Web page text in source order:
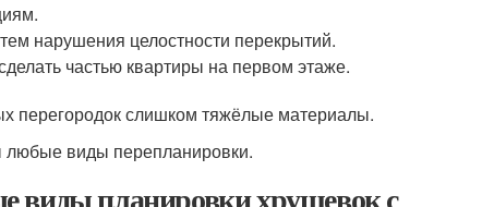
нарушения целостности перекрытий.
частью квартиры на первом этаже.
перегородок слишком тяжёлые материалы.
любые виды перепланировки.